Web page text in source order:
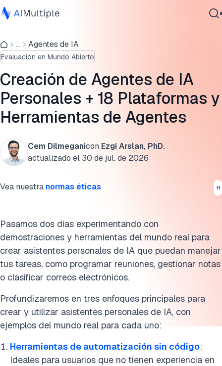
IA agencial
Ciberseguridad
Datos
Software empresarial
Servicios
Contáctanos
... Agentes de IA
Evaluación en Mundo Abierto
Creación de Agentes de IA
Personales + 18 Plataformas y
Herramientas de Agentes
Cem Dilmeganicon Ezgi Arslan, PhD.
actualizado el 30 de jul. de 2026
Vea nuestra normas éticas
Pasamos dos días experimentando con
demostraciones y herramientas del mundo real para
crear asistentes personales de IA que puedan manejar
tus tareas, como programar reuniones, gestionar notas
o clasificar correos electrónicos.
Profundizaremos en tres enfoques principales para
crear y utilizar asistentes personales de IA, con
ejemplos del mundo real para cada uno:
Herramientas de automatización sin código:
Ideales para usuarios que no tienen experiencia en
La epifanía: Descubrir la verdadera autonomía de la IA
personal
2. Crea tu propio agente con MCP
3. Utiliza plataformas/herramientas de agentes (para no
Cita esta investigación